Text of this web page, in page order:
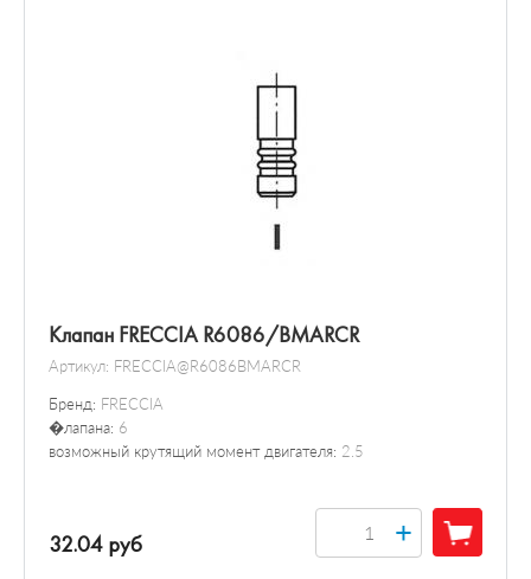
Клапан FRECCIA R6086/BMARCR
Артикул: FRECCIA@R6086BMARCR
Бренд: FRECCIA
�лапана: 6
возможный крутящий момент двигателя: 2.5
32.04 руб +